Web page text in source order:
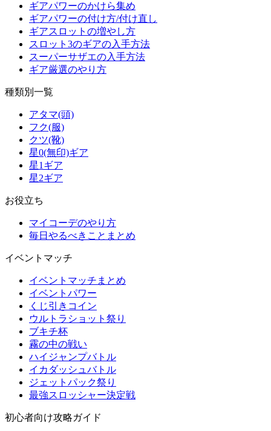
ギアパワーのかけら集め
ギアパワーの付け方/付け直し
ギアスロットの増やし方
スロット3のギアの入手方法
スーパーサザエの入手方法
ギア厳選のやり方
種類別一覧
アタマ(頭)
フク(服)
クツ(靴)
星0(無印)ギア
星1ギア
星2ギア
お役立ち
マイコーデのやり方
毎日やるべきことまとめ
イベントマッチ
イベントマッチまとめ
イベントパワー
くじ引きコイン
ウルトラショット祭り
ブキチ杯
霧の中の戦い
ハイジャンプバトル
イカダッシュバトル
ジェットパック祭り
最強スロッシャー決定戦
初心者向け攻略ガイド